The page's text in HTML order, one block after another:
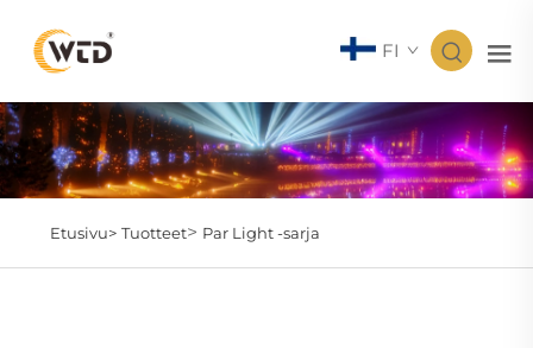
FI
Etusivu> Tuotteet> Par Light -sarja